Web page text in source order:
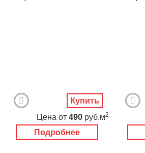
Подробнее
Цена от 490 руб.м2
Купить